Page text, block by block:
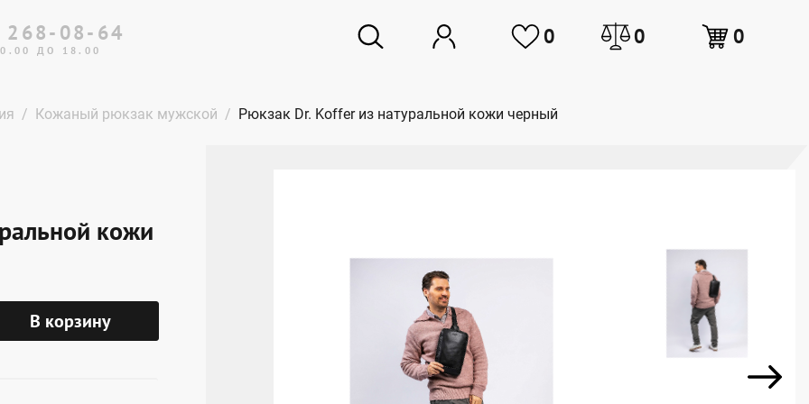
268-08-64
ДО 18.00
0 0 0
Кожаный рюкзак мужской Рюкзак Dr. Koffer из натуральной кожи черный
кожи
В корзину